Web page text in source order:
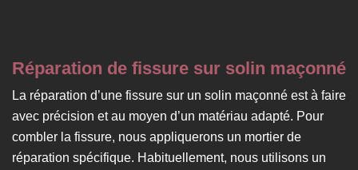
Réparation de fissure sur solin maçonné
La réparation d’une fissure sur un solin maçonné est à faire
avec précision et au moyen d’un matériau adapté. Pour
combler la fissure, nous appliquerons un mortier de
réparation spécifique. Habituellement, nous utilisons un